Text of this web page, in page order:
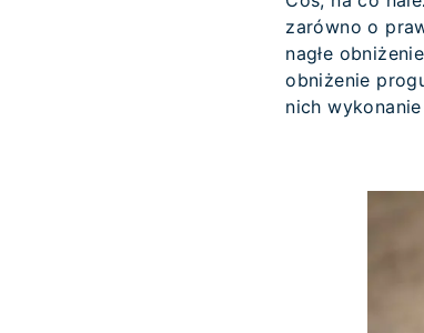
zarówno o
nagłe
obniżenie
nich